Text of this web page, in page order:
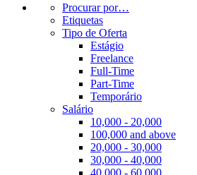
Procurar por…
Etiquetas
Tipo de Oferta
Estágio
Freelance
Full-Time
Part-Time
Temporário
Salário
10,000 - 20,000
100,000 and above
20,000 - 30,000
30,000 - 40,000
40,000 - 60,000